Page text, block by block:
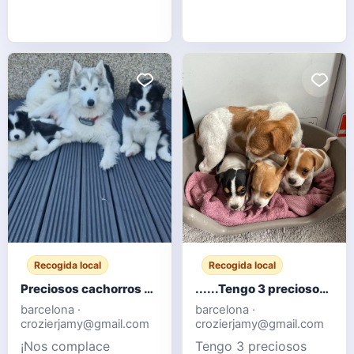
ejemplares blancos,
grises y moteados.
Aves sanas, criadas en
palomar y
acostumbradas a
convivir en grupo.
Ideales para
aficionados, criadores
o para ampliar un
palomar de orna
Recogida local
Preciosos cachorros Samoyedo
barcelona ·
crozierjamy@gmail.com
¡Nos complace
Recogida local
......Tengo 3 preciosos cachorros Jack Russell listos para sus nuevos hogares.
barcelona ·
crozierjamy@gmail.com
Tengo 3 preciosos